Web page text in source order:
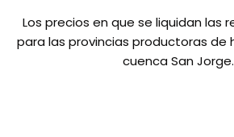
Los precios en que se liquidan las
para las provincias productoras de
cuenca San